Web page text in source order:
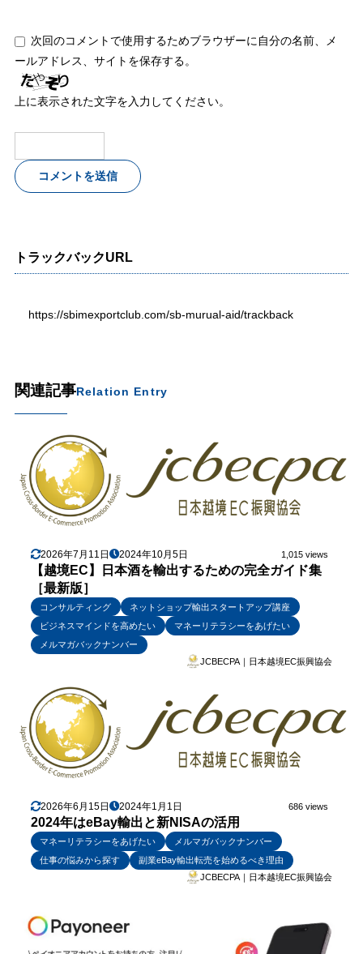
次回のコメントで使用するためブラウザーに自分の名前、メ
ールアドレス、サイトを保存する。
上に表示された文字を入力してください。
トラックバックURL
https://sbimexportclub.com/sb-murual-aid/trackback
関連記事Relation Entry
2026年7月11日 2024年10月5日 1,015 views
【越境EC】日本酒を輸出するための完全ガイド集
［最新版］
コンサルティング
ネットショップ輸出スタートアップ講座
ビジネスマインドを高めたい
マネーリテラシーをあげたい
メルマガバックナンバー
JCBECPA｜日本越境EC振興協会
2026年6月15日 2024年1月1日 686 views
2024年はeBay輸出と新NISAの活用
マネーリテラシーをあげたい
メルマガバックナンバー
仕事の悩みから探す
副業eBay輸出転売を始めるべき理由
JCBECPA｜日本越境EC振興協会